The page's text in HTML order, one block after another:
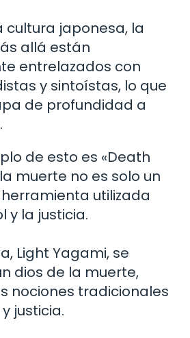
cultura japonesa, la
allá están
entrelazados con
y sintoístas, lo que
de profundidad a
de esto es «Death
muerte no es solo un
utilizada
y la justicia.
Light Yagami, se
dios de la muerte,
nociones tradicionales
justicia.